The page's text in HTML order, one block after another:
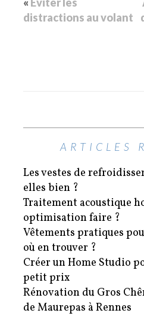
distractions au volant
ARTICLES
Les vestes de
elles bien ?
Traitement acoustique
optimisation faire ?
Vêtements pratiques
où en trouver ?
Créer un Home Studio
petit prix
Rénovation du Gros
de Maurepas à Rennes